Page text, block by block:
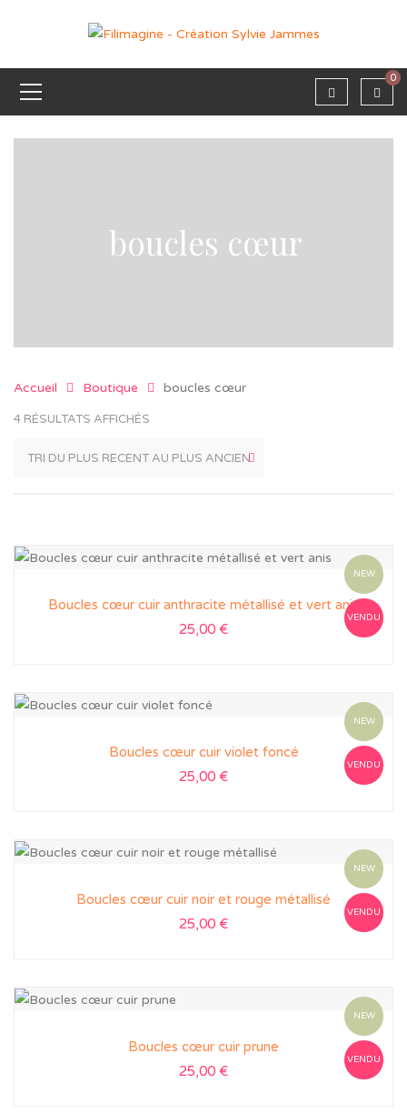
0
boucles cœur
Accueil Boutique boucles cœur
4 RÉSULTATS AFFICHÉS
NEW
VENDU
Boucles cœur cuir anthracite métallisé et vert anis
25,00 €
NEW
VENDU
Boucles cœur cuir violet foncé
25,00 €
NEW
VENDU
Boucles cœur cuir noir et rouge métallisé
25,00 €
NEW
VENDU
Boucles cœur cuir prune
25,00 €